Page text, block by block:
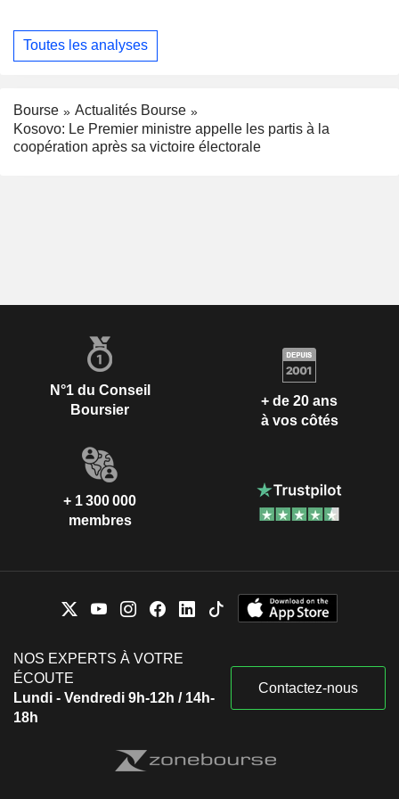
Toutes les analyses
Bourse
Actualités Bourse
Kosovo: Le Premier ministre appelle les partis à la
coopération après sa victoire électorale
N°1 du Conseil
Boursier
+ de 20 ans
à vos côtés
+ 1 300 000
membres
NOS EXPERTS À VOTRE
ÉCOUTE
Lundi - Vendredi 9h-12h / 14h-
18h
Contactez-nous